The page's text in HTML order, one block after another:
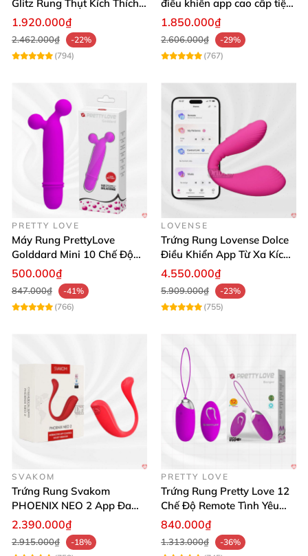
Glitz Rung Thụt Kích Thích
Mua Ngay
1.920.000₫
2.462.000₫
-22%
(794)
điều khiển app cao cấp tiện
lợi
1.850.000₫
2.606.000₫
-29%
(767)
PRETTY LOVE
Máy Rung PrettyLove
Golddard Mini 10 Chế Độ
Kích Thích Cực Sướng
500.000₫
847.000₫
-41%
(766)
LOVENSE
Trứng Rung Lovense Dolce
Điều Khiển App Từ Xa Kích
Thích
4.550.000₫
5.909.000₫
-23%
(755)
SVAKOM
Trứng Rung Svakom
PHOENIX NEO 2 App Đa
Chức Năng Hấp Dẫn
2.390.000₫
2.915.000₫
-18%
PRETTY LOVE
Trứng Rung Pretty Love 12
Chế Độ Remote Tình Yêu
Kích Thích
840.000₫
1.313.000₫
-36%